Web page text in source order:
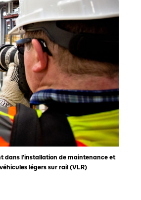
dans l’installation de maintenance et
légers sur rail (VLR)